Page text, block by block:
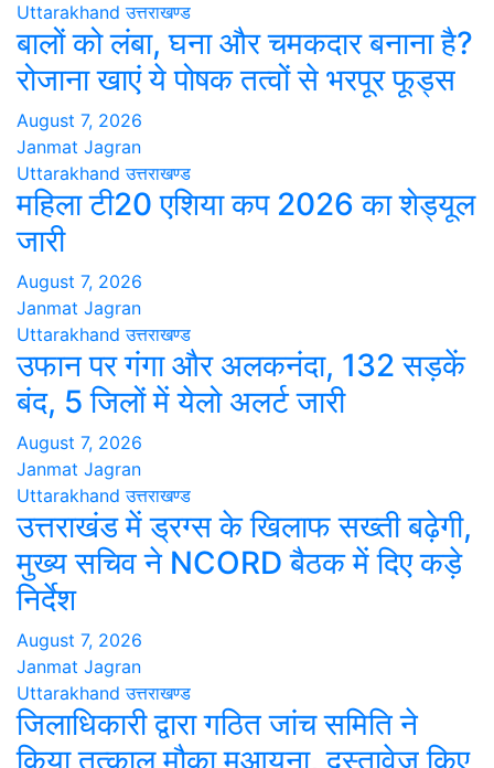
Uttarakhand उत्तराखण्ड
बालों को लंबा, घना और चमकदार बनाना है?
रोजाना खाएं ये पोषक तत्वों से भरपूर फूड्स
August 7, 2026
Janmat Jagran
Uttarakhand उत्तराखण्ड
महिला टी20 एशिया कप 2026 का शेड्यूल
जारी
August 7, 2026
Janmat Jagran
Uttarakhand उत्तराखण्ड
उफान पर गंगा और अलकनंदा, 132 सड़कें
बंद, 5 जिलों में येलो अलर्ट जारी
August 7, 2026
Janmat Jagran
Uttarakhand उत्तराखण्ड
उत्तराखंड में ड्रग्स के खिलाफ सख्ती बढ़ेगी,
मुख्य सचिव ने NCORD बैठक में दिए कड़े
निर्देश
August 7, 2026
Janmat Jagran
Uttarakhand उत्तराखण्ड
जिलाधिकारी द्वारा गठित जांच समिति ने